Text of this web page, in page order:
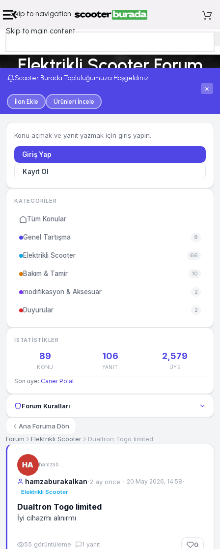
Skip to navigation
Skip to main content
Elektrikli Scooter Forum
Ana Sayfa Elektrikli Scooter Forum
Scooter Burada Topluluğumuza Hoşgeldiniz.
İlan Ekle Ürünleri İncele
×
Konu açmak ve yanıt yazmak için giriş yapın.
Giriş Yap
Kayıt Ol
KATEGORILER
Tüm Konular
Genel Tartışma 9
Elektrikli Scooter 66
Bakım & Tamir 10
modifikasyon & Aksesuar 2
Duyurular 2
İSTATISTIKLER
89
KONU
106
YANIT
2,579
ÜYE
Son üye: Caner Polat
Forum Kuralları
Ana Foruma Dön
Forum
Elektrikli Scooter Dualtron Togo limited
hamzaburakalkan
hamzaburakalkan·2 ay önce 20 May 2026, 14:58·
Elektrikli Scooter
Dualtron Togo limited
İyi cihazmı alınırmı
55 görüntüleme 1 yanıt 0